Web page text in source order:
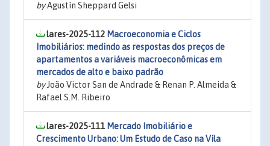
byAgustín Sheppard Gelsi
lares-2025-112 Macroeconomia e Ciclos
Imobiliários: medindo as respostas dos preços de
apartamentos a variáveis macroeconômicas em
mercados de alto e baixo padrão
byJoão Victor San de Andrade & Renan P. Almeida &
Rafael S.M. Ribeiro
lares-2025-111 Mercado Imobiliário e
Crescimento Urbano: Um Estudo de Caso na Vila